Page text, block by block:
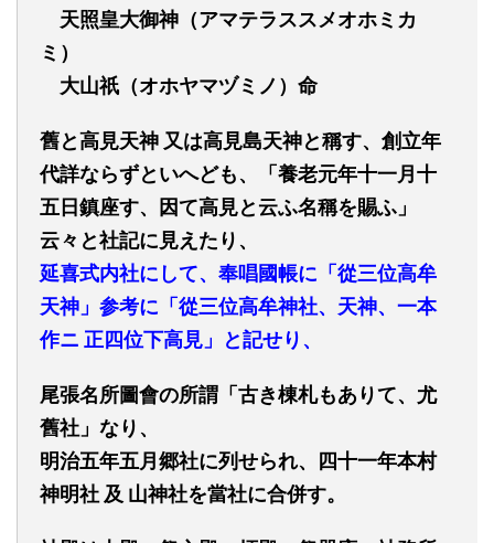
天照皇大御神 （アマテラススメオホミカ
ミ）
大山祇 （オホヤマヅミノ） 命
舊と高見天神 又は高見島天神と稱す、創立年
代詳ならずといへども、「養老元年十一月 十
五日鎮座す、因て高見と云ふ名稱を賜ふ」
云々と社記に見えたり、
延喜式内社にして、奉唱國帳に「從三位高牟
天神」参考に「從三位高牟神社、天神、一本
作ニ 正四位下高見」と記せり、
尾張名所圖會の所謂「古き棟札もありて、尤
舊社」なり、
明治五年五月 郷社に列せられ、 四十一年本村
神明社及 山神社を當社に合併す。